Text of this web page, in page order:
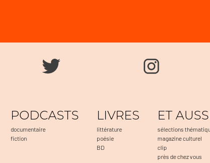
PODCASTS
documentaire
fiction
LIVRES
littérature
poésie
BD
ET
sélections
magazine culturel
clip
près de chez vous